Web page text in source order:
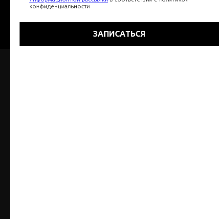
Статьи 437(2) ГК РФ.
конфиденциальности
ЗАПИСАТЬСЯ